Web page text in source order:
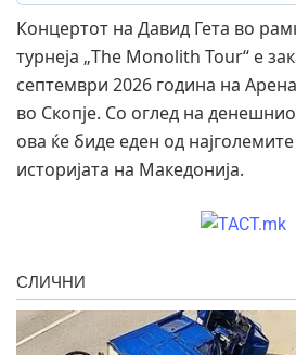
Концертот на Давид Гета во
турнеја „The Monolith Tour“ е
септември 2026 година на
во Скопје. Со оглед на
ова ќе биде еден од
историјата на Македонија.